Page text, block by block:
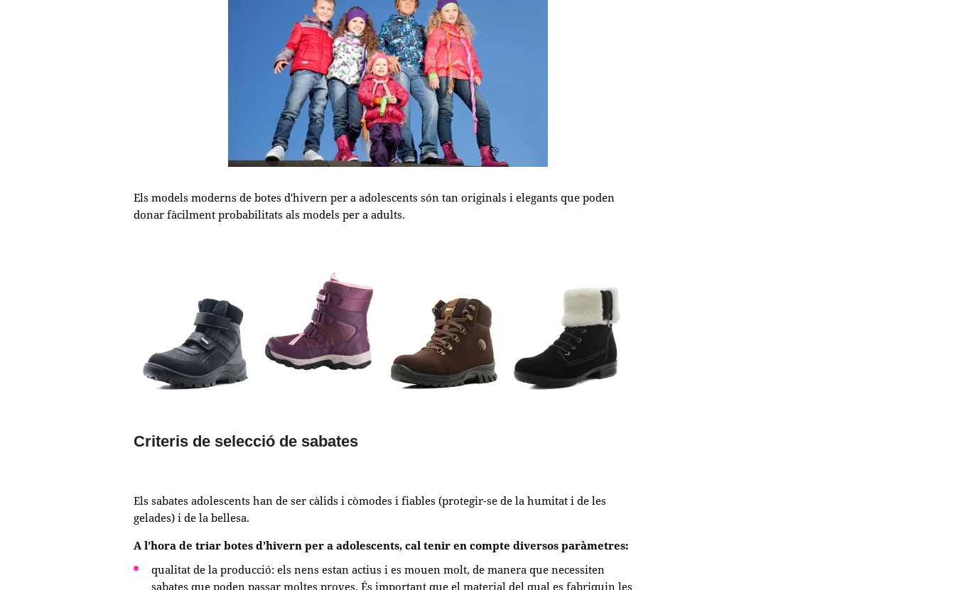
Els models moderns de botes d'hivern per a adolescents són tan originals i elegants que poden
donar fàcilment probabilitats als models per a adults.
Criteris de selecció de sabates
Els sabates adolescents han de ser càlids i còmodes i fiables (protegir-se de la humitat i de les
gelades) i de la bellesa.
A l’hora de triar botes d’hivern per a adolescents, cal tenir en compte diversos paràmetres:
qualitat de la producció: els nens estan actius i es mouen molt, de manera que necessiten
sabates que poden passar moltes proves. És important que el material del qual es fabriquin les